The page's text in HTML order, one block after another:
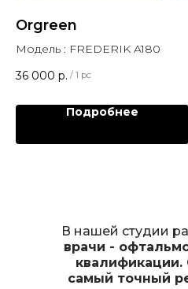
Orgreen
Модель : FREDERIK A180
36 000 р. / 1 pc
Подробнее
В нашей студии
врачи -
квалификации.
самый точный